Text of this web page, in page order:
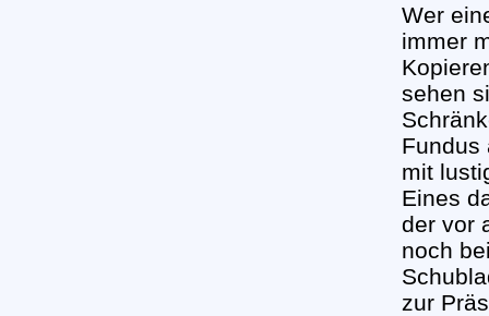
Wer
immer
sehen
Fundus
mit
Eines
der vor
noch
zur